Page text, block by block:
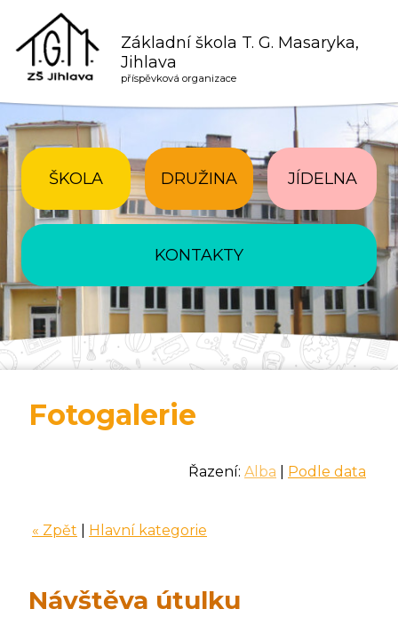
Základní škola T. G. Masaryka,
Jihlava
příspěvková organizace
ŠKOLA DRUŽINA JÍDELNA
KONTAKTY
Fotogalerie
Řazení: Alba Podle data
« Zpět Hlavní kategorie
Návštěva útulku